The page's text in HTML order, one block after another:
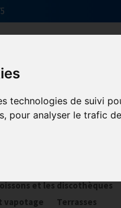
technologies de suivi
pour analyser le trafic
et les discothèques
vapotage Terrasses